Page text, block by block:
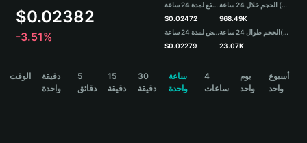
Português (Portugal)
Bahasa Indonesia
বাংলা
$0.02382
-3.51%
مرتفع لمدة 24 ساعة
$0.02472
منخفض لمدة 24 ساعة
$0.02279
الحجم خلال 24 ساعة (BIO)
968.49K
الحجم طوال 24 ساعة(USDT)
23.07K
الوقت
دقيقة
واحدة
5
دقائق
15
دقيقة
30
دقيقة
ساعة
واحدة
4
ساعات
يوم
واحد
أسبوع
واحد